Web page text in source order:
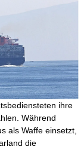
ihre
Während
als Waffe einsetzt,
die